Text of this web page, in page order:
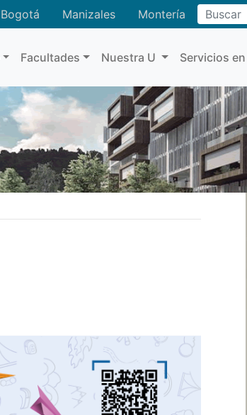
Bogotá Manizales MonteríaBuscar
Facultades Nuestra U Servicios